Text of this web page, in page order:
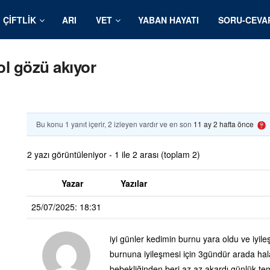
ÇIFTLIK ARI VET YABAN HAYATI SORU-
gözü akıyor
Bu konu 1 yanıt içerir, 2 izleyen vardır ve en son 11 ay 2 hafta önce
2 yazı görüntüleniyor - 1 ile 2 arası (toplam 2)
Yazar
Yazılar
25/07/2025: 18:31
iyi günler kedimin burnu yara oldu ve
burnuna iyileşmesi için 3gündür arada